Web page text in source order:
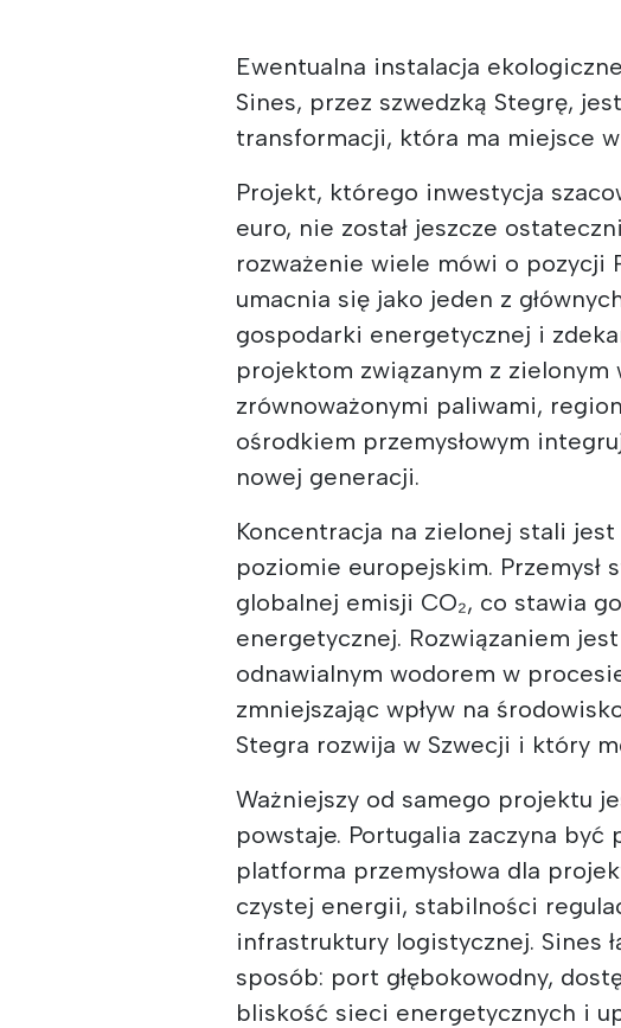
Ewentualna instalacja
Sines, przez szwedzką Stegrę,
transformacji, która ma miejsce
Projekt, którego inwestycja
euro, nie został jeszcze
rozważenie wiele mówi o pozycji
umacnia się jako jeden z
gospodarki energetycznej i
projektom związanym z
zrównoważonymi paliwami,
ośrodkiem przemysłowym
nowej generacji.
Koncentracja na zielonej stali
poziomie europejskim. Przemysł
globalnej emisji CO₂, co stawia
energetycznej. Rozwiązaniem
odnawialnym wodorem w
zmniejszając wpływ na
Stegra rozwija w Szwecji i który
Ważniejszy od samego projektu
powstaje. Portugalia zaczyna
platforma przemysłowa dla
czystej energii, stabilności
infrastruktury logistycznej. Sines
sposób: port głębokowodny,
bliskość sieci energetycznych i